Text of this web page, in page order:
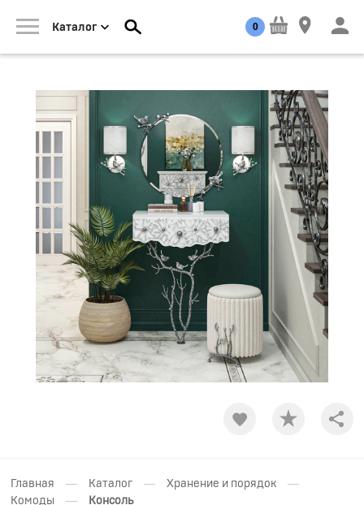
Каталог 0
Главная — Каталог — Хранение и порядок —
Комоды — Консоль